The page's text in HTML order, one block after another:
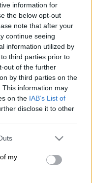
information for
the below opt-out
note that after your
continue seeing
information utilized by
third parties prior to
out of the further
by third parties on the
This information may
on the IAB’s List of
disclose it to other
one or more Google
You may click to
third-party tags to
in below Google
my
στη Google
δηλώνει,
εταιρίας
μήνες, σε